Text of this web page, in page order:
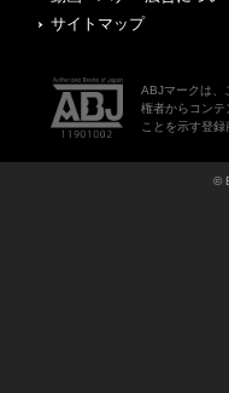
サイトマップ
ABJマークは、
権者からコンテ
ことを示す登
©